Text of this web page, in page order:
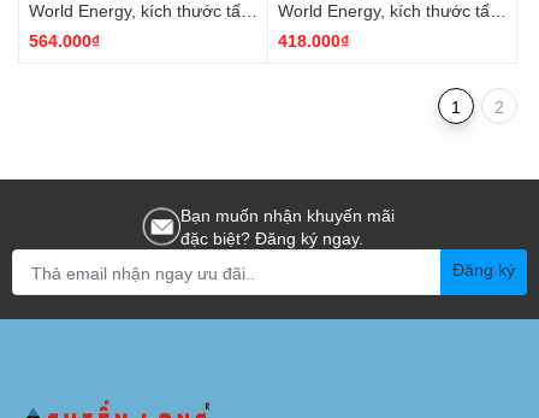
World Energy, kích thước tấm
pin 650*350*20
564.000₫
World Energy, kích thước tấm
pin 350*520*20
418.000₫
1 2
Bạn muốn nhận khuyến mãi
đặc biệt? Đăng ký ngay.
Đăng ký